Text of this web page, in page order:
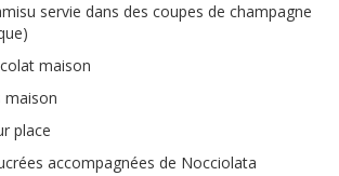
servie dans des coupes de champagne
maison
maison
place
accompagnées de Nocciolata